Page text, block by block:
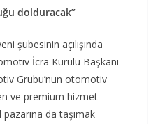
dolduracak”
şubesinin açılışında
İcra Kurulu Başkanı
Grubu’nun otomotiv
ve premium hizmet
da taşımak